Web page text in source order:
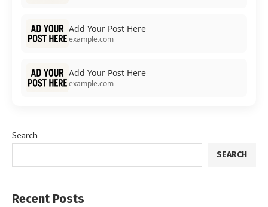
Add Your Post Here
example.com
Add Your Post Here
example.com
Search
SEARCH
Recent Posts